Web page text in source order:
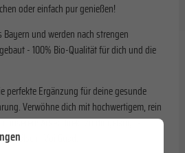
oder einfach pur genießen!
und werden nach strengen
- 100% Bio-Qualität für dich und die
perfekte Ergänzung für deine gesunde
Verwöhne dich mit hochwertigem, rein
unserem Acker direkt zu dir gelangt -
Voi Guad.